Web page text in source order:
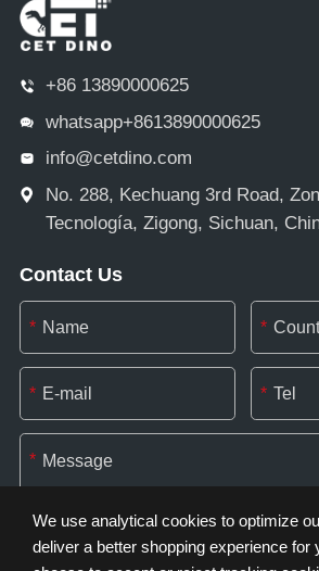
aros
+86 13890000625
whatsapp+8613890000625
info@cetdino.com
No. 288, Kechuang 3rd Road,
Tecnología, Zigong, Sichuan,
Contact Us
* *
* *
*
We use analytical cookies to optimize
deliver a better shopping experience for